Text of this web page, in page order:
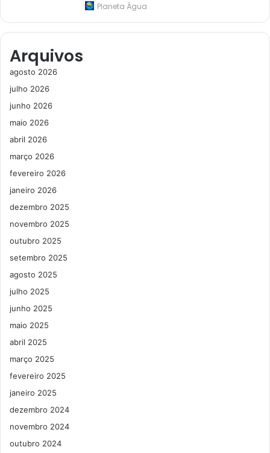
Planeta Água
Arquivos
agosto 2026
julho 2026
junho 2026
maio 2026
abril 2026
março 2026
fevereiro 2026
janeiro 2026
dezembro 2025
novembro 2025
outubro 2025
setembro 2025
agosto 2025
julho 2025
junho 2025
maio 2025
abril 2025
março 2025
fevereiro 2025
janeiro 2025
dezembro 2024
novembro 2024
outubro 2024